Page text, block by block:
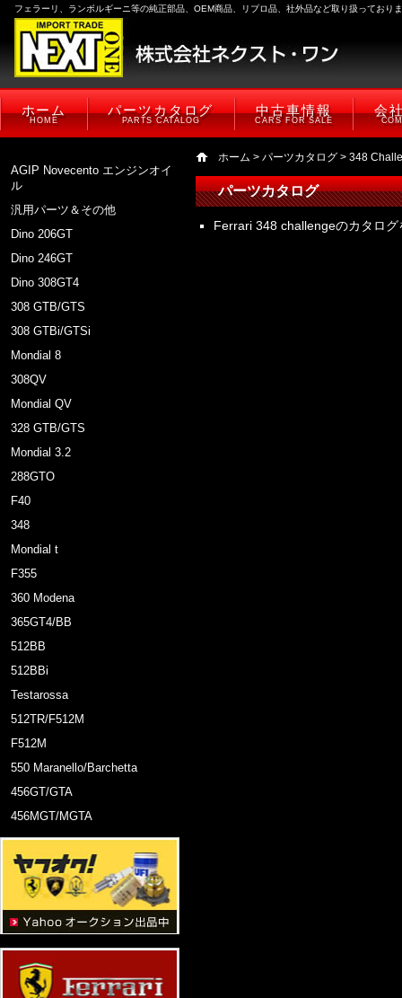
フェラーリ、ランボルギーニ等の純正部品、OEM商品、リプロ品、社外品など取り扱っており
ホーム
HOME
パーツカタログ
PARTS CATALOG
中古車情報
CARS FOR SALE
会
AGIP Novecento エンジンオイ
ル
汎用パーツ＆その他
Dino 206GT
Dino 246GT
Dino 308GT4
308 GTB/GTS
308 GTBi/GTSi
Mondial 8
308QV
Mondial QV
328 GTB/GTS
Mondial 3.2
288GTO
F40
348
Mondial t
F355
360 Modena
365GT4/BB
512BB
512BBi
Testarossa
512TR/F512M
F512M
550 Maranello/Barchetta
456GT/GTA
456MGT/MGTA
ホーム > パーツカタログ > 348
パーツカタログ
Ferrari 348 challengeのカタログ